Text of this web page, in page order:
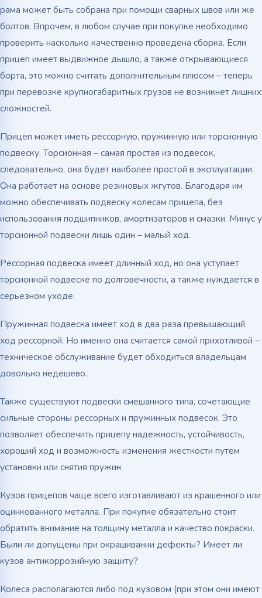
рама может быть собрана при помощи сварных швов или же
болтов. Впрочем, в любом случае при покупке необходимо
проверить насколько качественно проведена сборка. Если
прицеп имеет выдвижное дышло, а также открывающиеся
борта, это можно считать дополнительным плюсом – теперь
при перевозке крупногабаритных грузов не возникнет лишних
сложностей.
Прицеп может иметь рессорную, пружинную или торсионную
подвеску. Торсионная – самая простая из подвесок,
следовательно, она будет наиболее простой в эксплуатации.
Она работает на основе резиновых жгутов. Благодаря им
можно обеспечивать подвеску колесам прицепа, без
использования подшипников, амортизаторов и смазки. Минус у
торсионной подвески лишь один – малый ход.
Рессорная подвеска имеет длинный ход, но она уступает
торсионной подвеске по долговечности, а также нуждается в
серьезном уходе.
Пружинная подвеска имеет ход в два раза превышающий
ход рессорной. Но именно она считается самой прихотливой –
техническое обслуживание будет обходиться владельцам
довольно недешево.
Также существуют подвески смешанного типа, сочетающие
сильные стороны рессорных и пружинных подвесок. Это
позволяет обеспечить прицепу надежность, устойчивость,
хороший ход и возможность изменения жесткости путем
установки или снятия пружин.
Кузов прицепов чаще всего изготавливают из крашенного или
оцинкованного металла. При покупке обязательно стоит
обратить внимание на толщину металла и качество покраски.
Были ли допущены при окрашивании дефекты? Имеет ли
кузов антикоррозийную защиту?
Колеса располагаются либо под кузовом (при этом они имеют